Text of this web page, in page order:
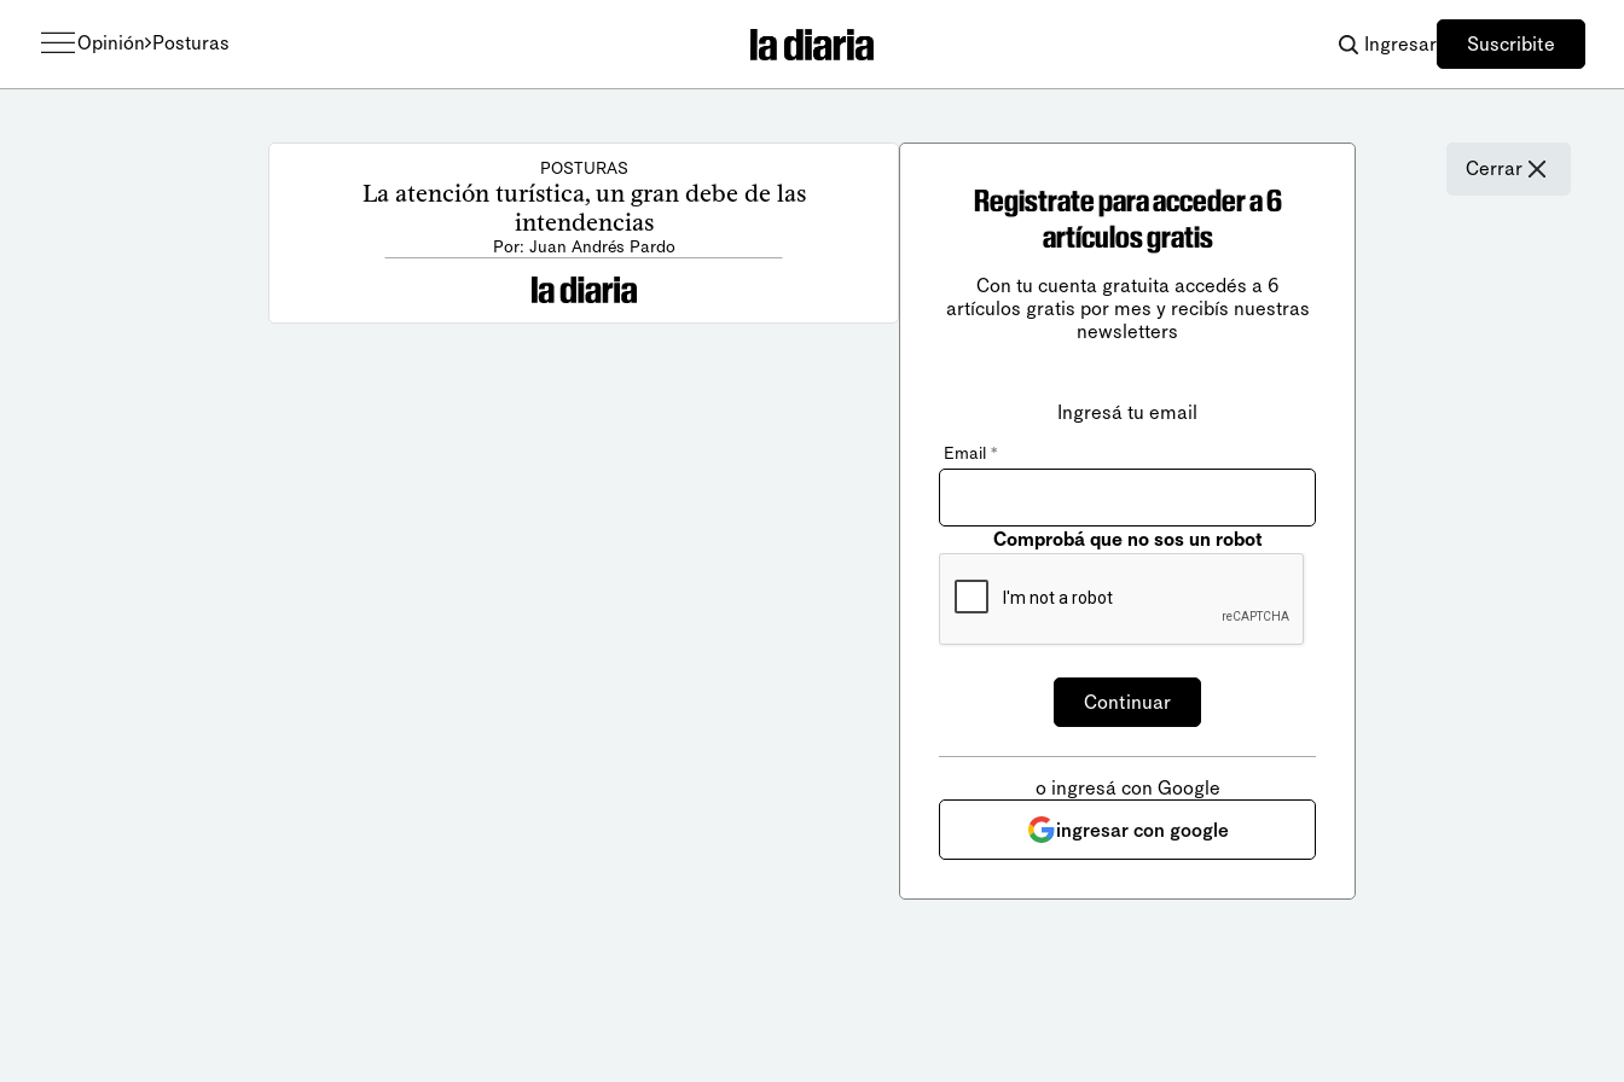
Opinión Posturas Ingresar Suscribite
POSTURAS
La atención turística, un gran debe de las
intendencias
Por: Juan Andrés Pardo
Cerrar
Registrate para acceder a 6
artículos gratis
Con tu cuenta gratuita accedés a 6
artículos gratis por mes y recibís nuestras
newsletters
Ingresá tu email
Email *
Comprobá que no sos un robot
o ingresá con Google
ingresar con google